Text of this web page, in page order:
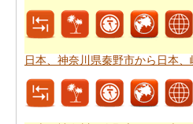
道路で旅行するのは疲れまし
市から日本、静岡県まで、
す。旅行する前に日本、神奈
県までの飛行時間をチェック
あなたはそれが確からしいの
日本、神奈川県秦野市から日本